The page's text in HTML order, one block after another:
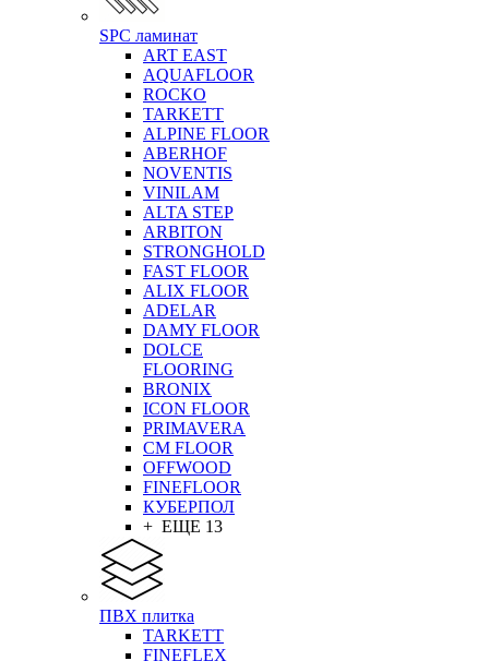
SPC ламинат
ART EAST
AQUAFLOOR
ROCKO
TARKETT
ALPINE FLOOR
ABERHOF
NOVENTIS
VINILAM
ALTA STEP
ARBITON
STRONGHOLD
FAST FLOOR
ALIX FLOOR
ADELAR
DAMY FLOOR
DOLCE
FLOORING
BRONIX
ICON FLOOR
PRIMAVERA
CM FLOOR
OFFWOOD
FINEFLOOR
КУБЕРПОЛ
+ ЕЩЕ 13
ПВХ плитка
TARKETT
FINEFLEX